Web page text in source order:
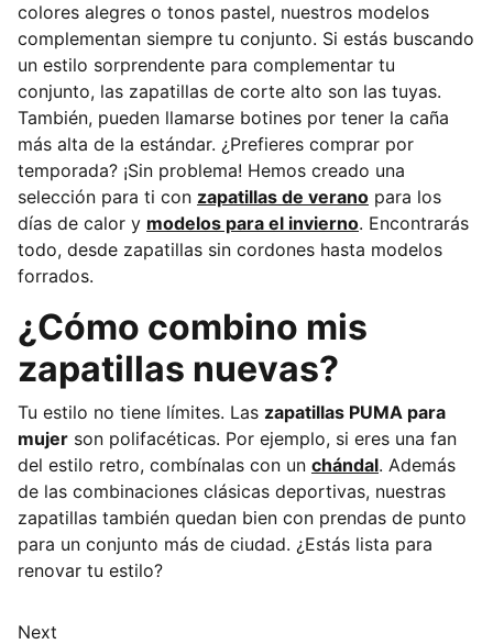
colores alegres o tonos pastel, nuestros modelos
complementan siempre tu conjunto. Si estás buscando
un estilo sorprendente para complementar tu
conjunto, las zapatillas de corte alto son las tuyas.
También, pueden llamarse botines por tener la caña
más alta de la estándar. ¿Prefieres comprar por
temporada? ¡Sin problema! Hemos creado una
selección para ti con zapatillas de verano para los
días de calor y modelos para el invierno. Encontrarás
todo, desde zapatillas sin cordones hasta modelos
forrados.
¿Cómo combino mis
zapatillas nuevas?
Tu estilo no tiene límites. Las zapatillas PUMA para
mujer son polifacéticas. Por ejemplo, si eres una fan
del estilo retro, combínalas con un chándal. Además
de las combinaciones clásicas deportivas, nuestras
zapatillas también quedan bien con prendas de punto
para un conjunto más de ciudad. ¿Estás lista para
renovar tu estilo?
Next